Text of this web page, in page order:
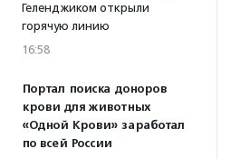
Геленджиком открыли
горячую линию
16:58
Портал поиска доноров
крови для животных
«Одной Крови» заработал
по всей России